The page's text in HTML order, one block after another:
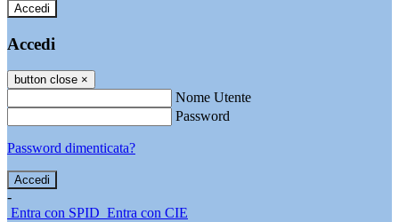
Accedi
Accedi
button close ×
Nome Utente
Password
Password dimenticata?
-
Entra con SPID Entra con CIE